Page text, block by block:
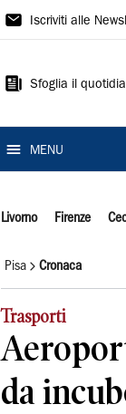
Il
Iscriviti alle
Sfoglia il
MENU
Livorno Firenze
Pisa Cronaca
Trasporti
da